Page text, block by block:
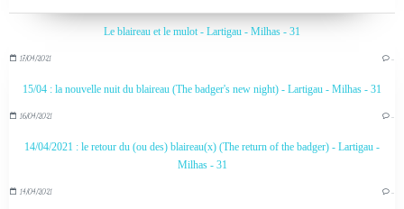
Le blaireau et le mulot - Lartigau - Milhas - 31
17/04/2021 …
15/04 : la nouvelle nuit du blaireau (The badger's new night) - Lartigau - Milhas - 31
16/04/2021 …
14/04/2021 : le retour du (ou des) blaireau(x) (The return of the badger) - Lartigau -
Milhas - 31
14/04/2021 …